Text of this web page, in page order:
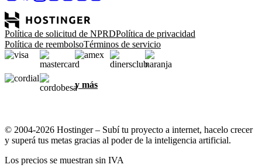
Política de solicitud de NPRDPolítica de privacidad
Política de reembolsoTérminos de servicio
y más
© 2004-2026 Hostinger – Subí tu proyecto a internet, hacelo crecer
y superá tus metas gracias al poder de la inteligencia artificial.
Los precios se muestran sin IVA